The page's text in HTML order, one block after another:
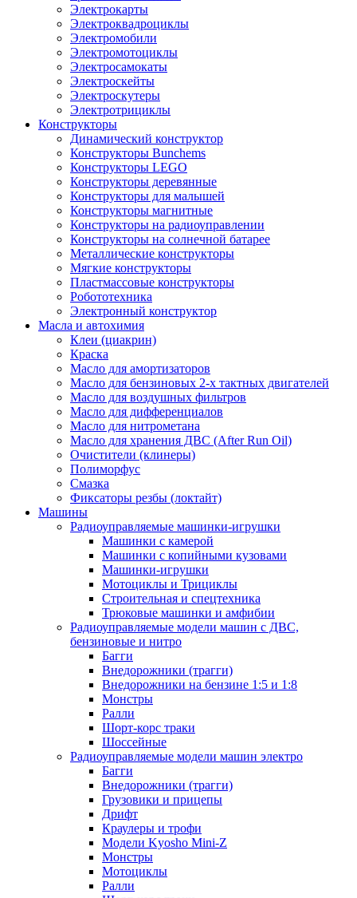
Электрокарты
Электроквадроциклы
Электромобили
Электромотоциклы
Электросамокаты
Электроскейты
Электроскутеры
Электротрициклы
Конструкторы
Динамический конструктор
Конструкторы Bunchems
Конструкторы LEGO
Конструкторы деревянные
Конструкторы для малышей
Конструкторы магнитные
Конструкторы на радиоуправлении
Конструкторы на солнечной батарее
Металлические конструкторы
Мягкие конструкторы
Пластмассовые конструкторы
Робототехника
Электронный конструктор
Масла и автохимия
Клеи (циакрин)
Краска
Масло для амортизаторов
Масло для бензиновых 2-х тактных двигателей
Масло для воздушных фильтров
Масло для дифференциалов
Масло для нитрометана
Масло для хранения ДВС (After Run Oil)
Очистители (клинеры)
Полиморфус
Смазка
Фиксаторы резбы (локтайт)
Машины
Радиоуправляемые машинки-игрушки
Машинки с камерой
Машинки с копийными кузовами
Машинки-игрушки
Мотоциклы и Трициклы
Строительная и спецтехника
Трюковые машинки и амфибии
Радиоуправляемые модели машин с ДВС,
бензиновые и нитро
Багги
Внедорожники (трагги)
Внедорожники на бензине 1:5 и 1:8
Монстры
Ралли
Шорт-корс траки
Шоссейные
Радиоуправляемые модели машин электро
Багги
Внедорожники (трагги)
Грузовики и прицепы
Дрифт
Краулеры и трофи
Модели Kyosho Mini-Z
Монстры
Мотоциклы
Ралли